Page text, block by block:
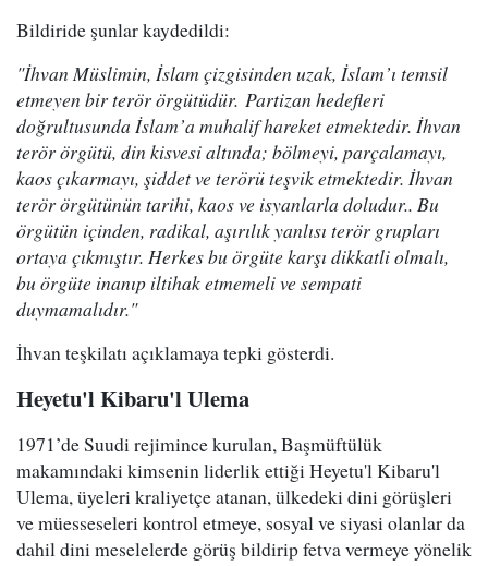
Bildiride şunlar kaydedildi:
"İhvan Müslimin, İslam çizgisinden uzak, İslam’ı temsil
etmeyen bir terör örgütüdür. Partizan hedefleri
doğrultusunda İslam’a muhalif hareket etmektedir. İhvan
terör örgütü, din kisvesi altında; bölmeyi, parçalamayı,
kaos çıkarmayı, şiddet ve terörü teşvik etmektedir. İhvan
terör örgütünün tarihi, kaos ve isyanlarla doludur.. Bu
örgütün içinden, radikal, aşırılık yanlısı terör grupları
ortaya çıkmıştır. Herkes bu örgüte karşı dikkatli olmalı,
bu örgüte inanıp iltihak etmemeli ve sempati
duymamalıdır."
İhvan teşkilatı açıklamaya tepki gösterdi.
Heyetu'l Kibaru'l Ulema
1971’de Suudi rejimince kurulan, Başmüftülük
makamındaki kimsenin liderlik ettiği Heyetu'l Kibaru'l
Ulema, üyeleri kraliyetçe atanan, ülkedeki dini görüşleri
ve müesseseleri kontrol etmeye, sosyal ve siyasi olanlar da
dahil dini meselelerde görüş bildirip fetva vermeye yönelik